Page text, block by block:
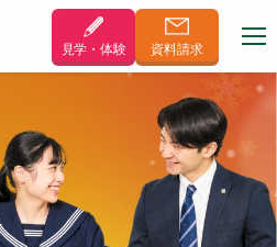
見学・体験 資料請求